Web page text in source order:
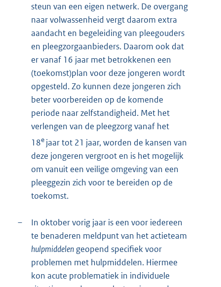
steun van een eigen netwerk. De overgang
naar volwassenheid vergt daarom extra
aandacht en begeleiding van pleegouders
en pleegzorgaanbieders. Daarom ook dat
er vanaf 16 jaar met betrokkenen een
(toekomst)plan voor deze jongeren wordt
opgesteld. Zo kunnen deze jongeren zich
beter voorbereiden op de komende
periode naar zelfstandigheid. Met het
verlengen van de pleegzorg vanaf het
18e jaar tot 21 jaar, worden de kansen van
deze jongeren vergroot en is het mogelijk
om vanuit een veilige omgeving van een
pleeggezin zich voor te bereiden op de
toekomst.
–
In oktober vorig jaar is een voor iedereen
te benaderen meldpunt van het actieteam
hulpmiddelen geopend specifiek voor
problemen met hulpmiddelen. Hiermee
kon acute problematiek in individuele